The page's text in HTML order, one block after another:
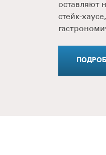
оставляют
стейк-